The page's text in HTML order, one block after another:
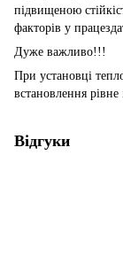
підвищеною
факторів у
Дуже важливо!!!
При установці
встановлення
Відгуки